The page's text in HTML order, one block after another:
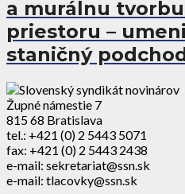
a murálnu
priestoru –
staničný
Župné námestie 7
815 68 Bratislava
tel.: +421 (0) 2 5443 5071
fax: +421 (0) 2 5443 2438
e-mail: sekretariat@ssn.sk
e-mail: tlacovky@ssn.sk